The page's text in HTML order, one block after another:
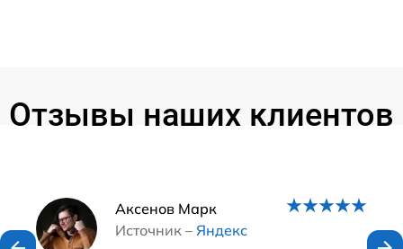
Отзывы наших клиентов
Аксенов Марк
Источник – Яндекс
Наши мастера